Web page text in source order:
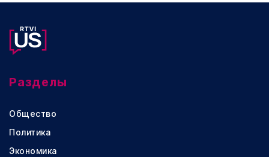
Разделы
Общество
Политика
Экономика